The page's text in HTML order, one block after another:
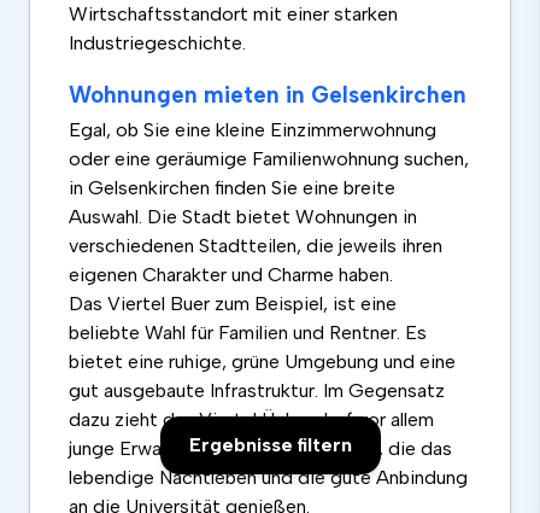
Ergebnisse filtern
Wirtschaftsstandort mit einer starken
Industriegeschichte.
Wohnungen mieten in Gelsenkirchen
Egal, ob Sie eine kleine Einzimmerwohnung
oder eine geräumige Familienwohnung suchen,
in Gelsenkirchen finden Sie eine breite
Auswahl. Die Stadt bietet Wohnungen in
verschiedenen Stadtteilen, die jeweils ihren
eigenen Charakter und Charme haben.
Das Viertel Buer zum Beispiel, ist eine
beliebte Wahl für Familien und Rentner. Es
bietet eine ruhige, grüne Umgebung und eine
gut ausgebaute Infrastruktur. Im Gegensatz
dazu zieht das Viertel Ückendorf vor allem
junge Erwachsene und Studenten an, die das
lebendige Nachtleben und die gute Anbindung
an die Universität genießen.